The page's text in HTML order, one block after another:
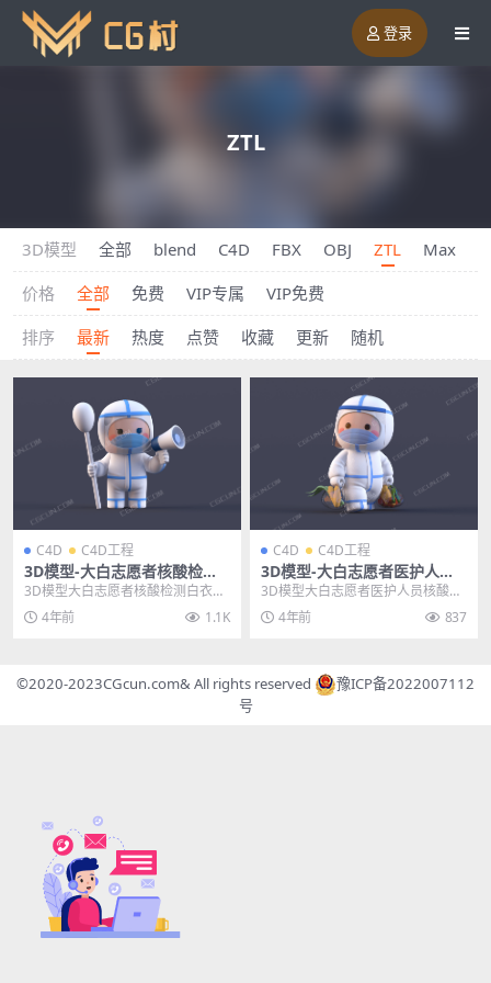
登录
ZTL
3D模型 全部 blend C4D FBX OBJ ZTL Max
价格
全部 免费 VIP专属
VIP免费
排序
最新 热度 点赞 收藏 更新 随机
C4D C4D工程
3D模型-大白志愿者核酸检测
白衣天使3D卡通IP人物模型
3D模型大白志愿者核酸检测白衣天
使3D卡通IP人物模型，模型格式包
含.C4D ....
4年前 1.1K
C4D C4D工程
3D模型-大白志愿者医护人员
核酸白衣天使C4D卡通人物模
3D模型大白志愿者医护人员核酸白
衣天使C4D卡通人物模型 感谢zb训
练营的辛苦制...
4年前 837
©2020-2023CGcun.com& All rights reserved
豫ICP备2022007112
号